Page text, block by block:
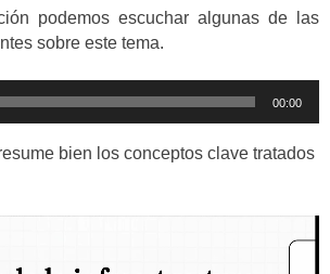
podemos escuchar algunas de las
sobre este tema.
00:00
bien los conceptos clave tratados